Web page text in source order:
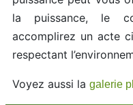
la puissance, le
accomplirez un acte
respectant
Voyez aussi la galerie